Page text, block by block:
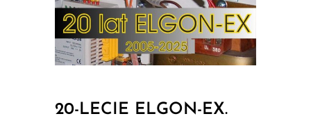
20-LECIE ELGON-EX.